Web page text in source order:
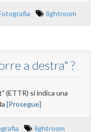
lightroom
a destra" ?
(ETTR) si indica una
[Prosegue]
lightroom